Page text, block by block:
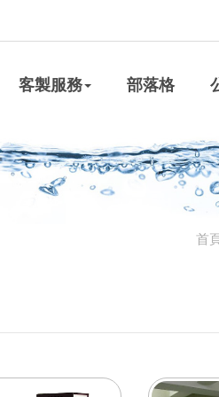
客製服務 部落格
首